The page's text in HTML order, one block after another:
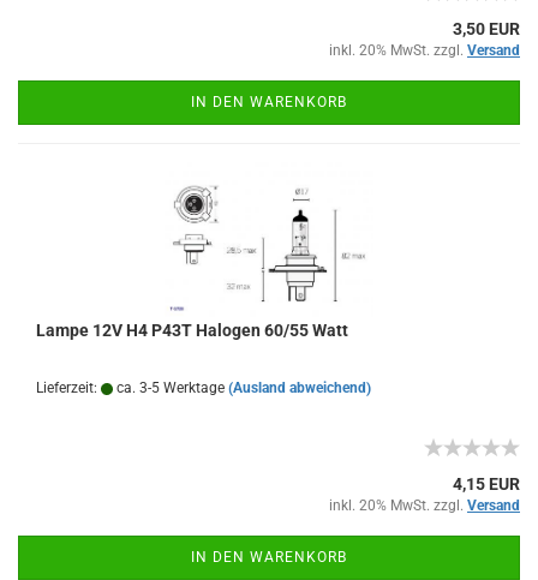
3,50 EUR
inkl. 20% MwSt. zzgl. Versand
IN DEN WARENKORB
Lampe 12V H4 P43T Halogen 60/55 Watt
Lieferzeit: ca. 3-5 Werktage (Ausland abweichend)
4,15 EUR
inkl. 20% MwSt. zzgl. Versand
IN DEN WARENKORB